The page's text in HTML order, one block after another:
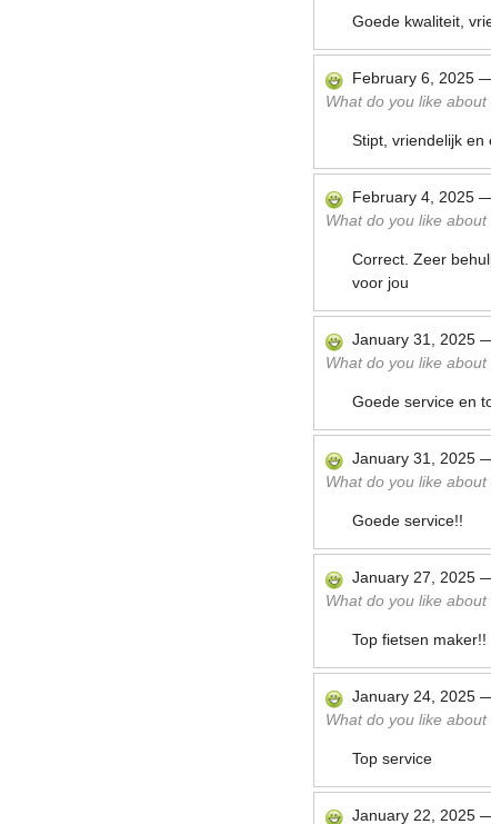
Goede kwaliteit,
February 6, 2025
What do you like
Stipt, vriendelijk en
February 4, 2025
What do you like
Correct. Zeer
voor jou
January 31, 2025
What do you like
Goede service en
January 31, 2025
What do you like
Goede service!!
January 27, 2025
What do you like
Top fietsen maker!!
January 24, 2025
What do you like
Top service
January 22, 2025